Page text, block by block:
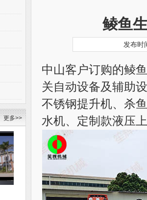
更多>>
鲮鱼
发布
中山客户订购的鲮
关自动设备及辅助
不锈钢提升机、杀
水机、定制款液压